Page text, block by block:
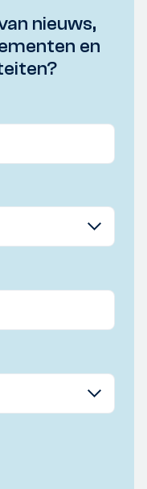
nieuws,
en